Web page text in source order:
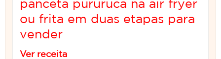
panceta pururuca na air fryer
ou frita em duas etapas para
vender
Ver receita